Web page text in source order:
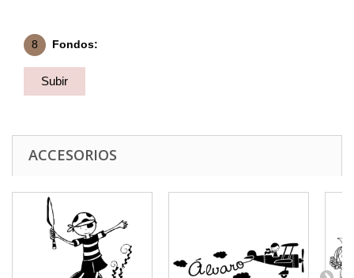
8 Fondos:
Subir
ACCESORIOS